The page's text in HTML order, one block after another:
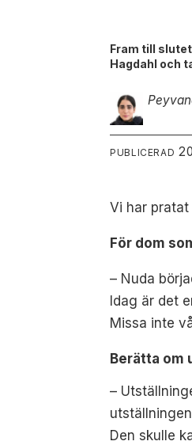
Fram till
Hagdahl och
PUBLICERAD
Vi har
För dom
– Nuda
Idag är det
Missa inte
Berätta om
–
Den skulle